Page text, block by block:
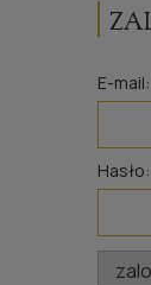
E-mail:
Hasło: